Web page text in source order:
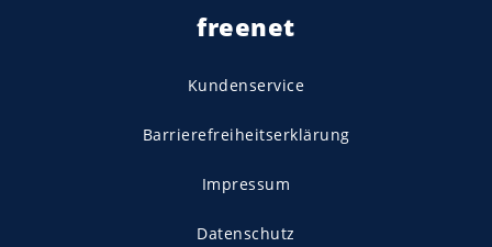
freenet
Kundenservice
Barrierefreiheitserklärung
Impressum
Datenschutz